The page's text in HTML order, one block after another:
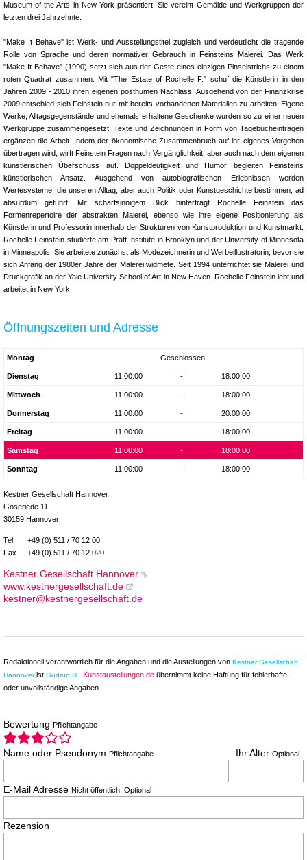
Museum of the Arts in New York präsentiert. Sie vereint Gemälde und Werkgruppen der
letzten drei Jahrzehnte.
"Make It Behave" ist Werk- und Ausstellungstitel zugleich und verdeutlicht die tragende
Rolle von Sprache und deren normativer Gebrauch in Feinsteins Malerei. Das Werk
"Make It Behave" (1990) setzt sich aus der Geste eines einzigen Pinselstrichs zu einem
roten Quadrat zusammen. Mit "The Estate of Rochelle F." schuf die Künstlerin in den
Jahren 2009 - 2010 ihren eigenen posthumen Nachlass. Ausgehend von der Finanzkrise
2009 entschied sich Feinstein nur mit bereits vorhandenen Materialien zu arbeiten. Eigene
Werke, Alltagsgegenstände und ehemals erhaltene Geschenke wurden so zu einer neuen
Werkgruppe zusammengesetzt. Texte und Zeichnungen in Form von Tagebucheinträgen
ergänzen die Arbeit. Indem der ökonomische Zusammenbruch auf ihr eigenes Vorgehen
übertragen wird, wirft Feinstein Fragen nach Vergänglichkeit, aber auch nach dem eigenen
künstlerischen Überschuss auf. Doppeldeutigkeit und Humor begleiten Feinsteins
künstlerischen Ansatz. Ausgehend von autobiografischen Erlebnissen werden
Wertesysteme, die unseren Alltag, aber auch Politik oder Kunstgeschichte bestimmen, ad
absurdum geführt. Mit scharfsinnigem Blick hinterfragt Rochelle Feinstein das
Formenrepertoire der abstrakten Malerei, ebenso wie ihre eigene Positionierung als
Künstlerin und Professorin innerhalb der Strukturen von Kunstproduktion und Kunstmarkt.
Rochelle Feinstein studierte am Pratt Institute in Brooklyn und der University of Minnesota
in Minneapolis. Sie arbeitete zunächst als Modezeichnerin und Werbeillustratorin, bevor sie
sich Anfang der 1980er Jahre der Malerei widmete. Seit 1994 unterrichtet sie Malerei und
Druckgrafik an der Yale University School of Art in New Haven. Rochelle Feinstein lebt und
arbeitet in New York.
Öffnungszeiten und Adresse
Montag Geschlossen
Dienstag 11:00:00 - 18:00:00
Mittwoch 11:00:00 - 18:00:00
Donnerstag 11:00:00 - 20:00:00
Freitag 11:00:00 - 18:00:00
Samstag 11:00:00 - 18:00:00
Sonntag 11:00:00 - 18:00:00
Kestner Gesellschaft Hannover
Goseriede 11
30159 Hannover
Tel
+49 (0) 511 / 70 12 00
Fax
+49 (0) 511 / 70 12 020
Kestner Gesellschaft Hannover
www.kestnergesellschaft.de
kestner@kestnergesellschaft.de
Redaktionell verantwortlich für die Angaben und die Austellungen von Kestner Gesellschaft
Hannoverist Gudrun H. Kunstaustellungen.de übernimmt keine Haftung für fehlerhafte
oder unvollständige Angaben.
Bewertung Pflichtangabe
Name oder Pseudonym Pflichtangabe Ihr Alter Optional
E-Mail Adresse Nicht öffentlich; Optional
Rezension